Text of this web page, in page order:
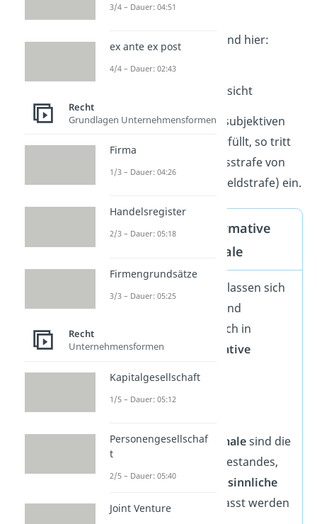
Die
Tatbestandsmerkmale
sind hier:
Vorsatz
(Dritt-)Zueignungsabsicht
Sind alle objektiven und subjektiven
Tatbestandsmerkmale erfüllt, so tritt
(Freiheitsstrafe von
bis zu fünf Jahren oder Geldstrafe) ein.
Deskriptive und normative
Tatbestandsmerkmale
Tatbestandsmerkmale lassen sich
nicht nur in objektive und
subjektive, sondern auch in
deskriptive
normative
Tatbestandsmerkmale
Tatbestandsmerkmalesind die
Merkmale des Tatbestandes,
die allein durch diesinnliche
Wahrnehmung
erfasst werden
3/4 – Dauer: 04:51
ex ante ex post
4/4 – Dauer: 02:43
Recht
Grundlagen Unternehmensformen
Firma
1/3 – Dauer: 04:26
Handelsregister
2/3 – Dauer: 05:18
Firmengrundsätze
3/3 – Dauer: 05:25
Recht
Unternehmensformen
Kapitalgesellschaft
1/5 – Dauer: 05:12
Personengesellschaf
t
2/5 – Dauer: 05:40
Joint Venture